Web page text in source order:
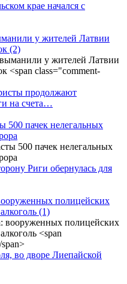
крае начался с
у жителей Латвии
(2)
продолжают
на счета…
500 пачек нелегальных
Риги обернулась для
полицейских
(1)
во дворе Лиепайской